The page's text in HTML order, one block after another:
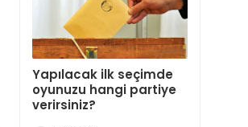
Yapılacak ilk seçimde
oyunuzu hangi partiye
verirsiniz?